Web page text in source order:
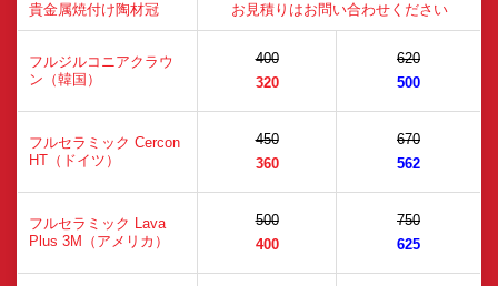
貴金属焼付け陶材冠 お見積りはお問い合わせください
フルジルコニアクラウ
ン（韓国）
400
320
620
500
フルセラミック Cercon
HT（ドイツ）
450
360
670
562
フルセラミック Lava
Plus 3M（アメリカ）
500
400
750
625